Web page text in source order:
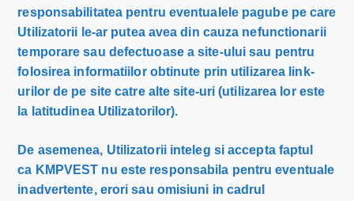
responsabilitatea pentru eventualele pagube pe care
Utilizatorii le-ar putea avea din cauza nefunctionarii
temporare sau defectuoase a site-ului sau pentru
folosirea informatiilor obtinute prin utilizarea link-
urilor de pe site catre alte site-uri (utilizarea lor este
la latitudinea Utilizatorilor).
De asemenea, Utilizatorii inteleg si accepta faptul
ca KMPVEST nu este responsabila pentru eventuale
inadvertente, erori sau omisiuni in cadrul